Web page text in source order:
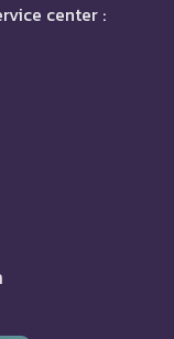
center :